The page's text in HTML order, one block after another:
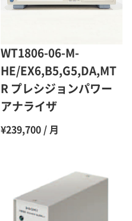
60％（割引率 40％）
55％（割引率45％）
50％（割引率50％）
48％（割引率52％）
45％（割引率55％）
WT1806-06-M-
HE/EX6,B5,G5,DA,MT
R プレシジョンパワー
アナライザ
¥239,700 / 月